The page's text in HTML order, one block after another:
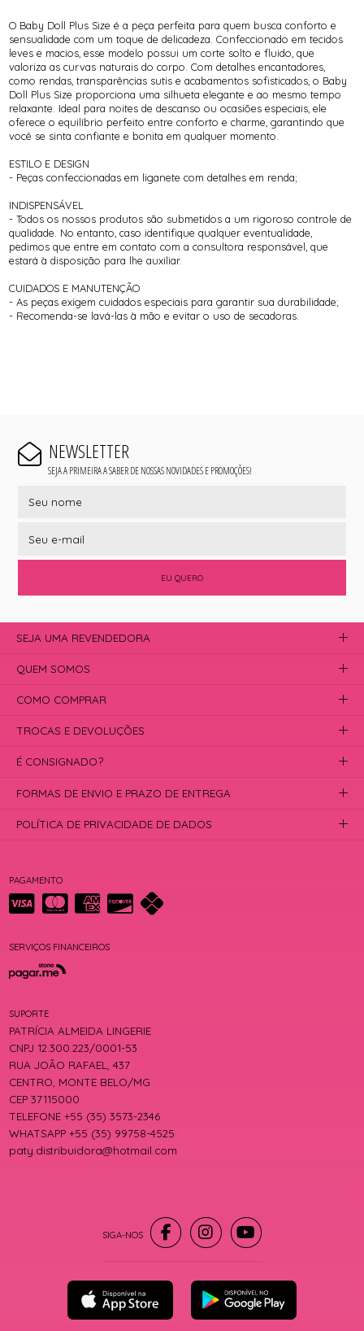
O Baby Doll Plus Size é a peça perfeita para quem busca conforto e
sensualidade com um toque de delicadeza. Confeccionado em tecidos
leves e macios, esse modelo possui um corte solto e fluido, que
valoriza as curvas naturais do corpo. Com detalhes encantadores,
como rendas, transparências sutis e acabamentos sofisticados, o Baby
Doll Plus Size proporciona uma silhueta elegante e ao mesmo tempo
relaxante. Ideal para noites de descanso ou ocasiões especiais, ele
oferece o equilíbrio perfeito entre conforto e charme, garantindo que
você se sinta confiante e bonita em qualquer momento.
ESTILO E DESIGN
- Peças confeccionadas em liganete com detalhes em renda;
INDISPENSÁVEL
- Todos os nossos produtos são submetidos a um rigoroso controle de
qualidade. No entanto, caso identifique qualquer eventualidade,
pedimos que entre em contato com a consultora responsável, que
estará à disposição para lhe auxiliar.
CUIDADOS E MANUTENÇÃO
- As peças exigem cuidados especiais para garantir sua durabilidade;
- Recomenda-se lavá-las à mão e evitar o uso de secadoras.
NEWSLETTER
SEJA A PRIMEIRA A SABER DE NOSSAS NOVIDADES E PROMOÇÕES!
EU QUERO
PAGAMENTO
SERVIÇOS FINANCEIROS
SUPORTE
PATRÍCIA ALMEIDA LINGERIE
CNPJ 12.300.223/0001-53
RUA JOÃO RAFAEL, 437
CENTRO, MONTE BELO/MG
CEP 37115000
TELEFONE +55 (35) 3573-2346
WHATSAPP +55 (35) 99758-4525
paty.distribuidora@hotmail.com
SEJA UMA REVENDEDORA
QUEM SOMOS
COMO COMPRAR
TROCAS E DEVOLUÇÕES
É CONSIGNADO?
FORMAS DE ENVIO E PRAZO DE ENTREGA
POLÍTICA DE PRIVACIDADE DE DADOS